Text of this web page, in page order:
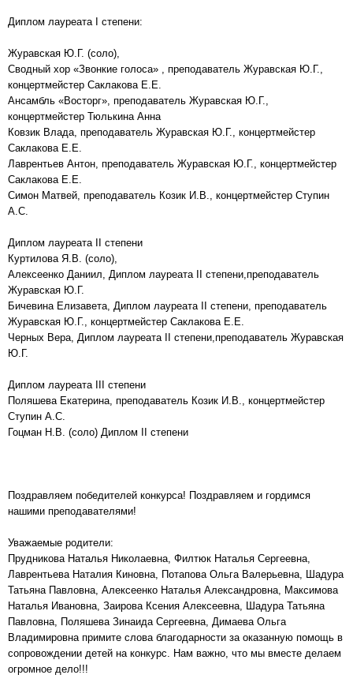
Диплом лауреата I степени:
Журавская Ю.Г. (соло),
Сводный хор «Звонкие голоса» , преподаватель Журавская Ю.Г.,
концертмейстер Саклакова Е.Е.
Ансамбль «Восторг», преподаватель Журавская Ю.Г.,
концертмейстер Тюлькина Анна
Ковзик Влада, преподаватель Журавская Ю.Г., концертмейстер
Саклакова Е.Е.
Лаврентьев Антон, преподаватель Журавская Ю.Г., концертмейстер
Саклакова Е.Е.
Симон Матвей, преподаватель Козик И.В., концертмейстер Ступин
А.С.
Диплом лауреата II степени
Куртилова Я.В. (соло),
Алексеенко Даниил, Диплом лауреата II степени,преподаватель
Журавская Ю.Г.
Бичевина Елизавета, Диплом лауреата II степени, преподаватель
Журавская Ю.Г., концертмейстер Саклакова Е.Е.
Черных Вера, Диплом лауреата II степени,преподаватель Журавская
Ю.Г.
Диплом лауреата III степени
Поляшева Екатерина, преподаватель Козик И.В., концертмейстер
Ступин А.С.
Гоцман Н.В. (соло) Диплом II степени
Поздравляем победителей конкурса! Поздравляем и гордимся
нашими преподавателями!
Уважаемые родители:
Прудникова Наталья Николаевна, Филтюк Наталья Сергеевна,
Лаврентьева Наталия Киновна, Потапова Ольга Валерьевна, Шадура
Татьяна Павловна, Алексеенко Наталья Александровна, Максимова
Наталья Ивановна, Заирова Ксения Алексеевна, Шадура Татьяна
Павловна, Поляшева Зинаида Сергеевна, Димаева Ольга
Владимировна примите слова благодарности за оказанную помощь в
сопровождении детей на конкурс. Нам важно, что мы вместе делаем
огромное дело!!!